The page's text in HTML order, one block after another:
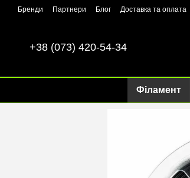
Перейти до основного контенту
Бренди Партнери Блог Доставка та оплата
+38 (073) 420-54-34
Філамент